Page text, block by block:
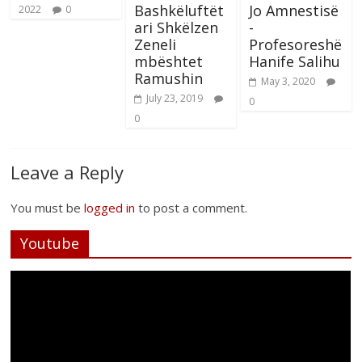
2022
0
Bashkëluftët
ari Shkëlzen
Zeneli
mbështet
Ramushin
July 23, 2019
0
Jo Amnestisë
-
Profesoreshë
Hanife Salihu
May 3, 2020
0
Leave a Reply
You must belogged in to post a comment.
Youtube